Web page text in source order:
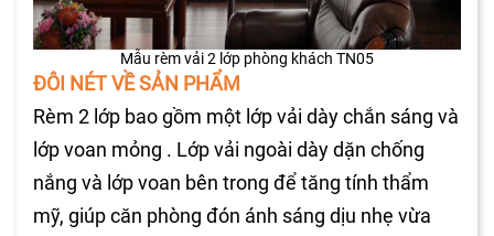
Mẫu rèm vải 2 lớp phòng khách TN05
ĐÔI NÉT VỀ SẢN PHẨM
Rèm 2 lớp bao gồm một lớp vải dày chắn sáng và
lớp voan mỏng . Lớp vải ngoài dày dặn chống
nắng và lớp voan bên trong để tăng tính thẩm
mỹ, giúp căn phòng đón ánh sáng dịu nhẹ vừa